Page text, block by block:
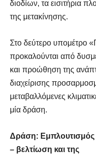
διοδίων, τα εισιτήρια
της μετακίνησης.
Στο δεύτερο υπομέτρο
προκαλούνται από
και προώθηση της
διαχείρισης
μεταβαλλόμενες
μία δράση.
Δράση: Εμπλουτισμός
– βελτίωση και της